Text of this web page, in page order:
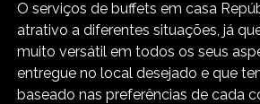
O serviços de buffets em casa
atrativo a diferentes situações, já
muito versátil em todos os seus
entregue no local desejado e que
baseado nas preferências de cada